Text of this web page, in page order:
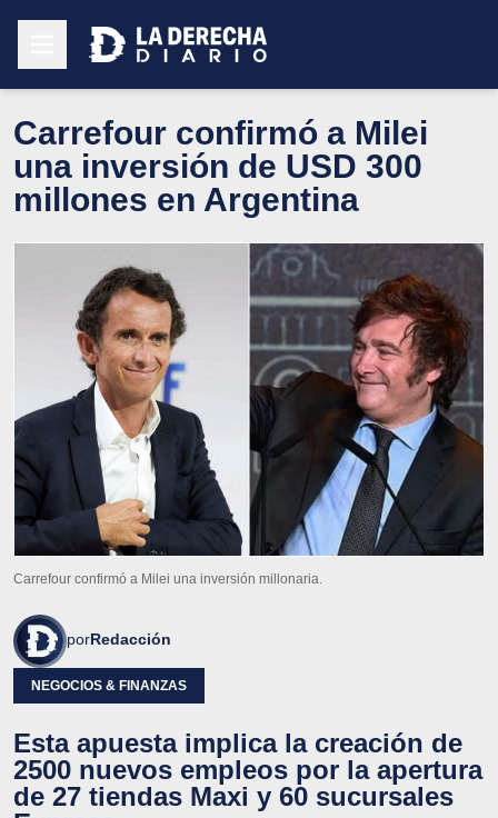
Carrefour confirmó a Milei
una inversión de USD 300
millones en Argentina
Carrefour confirmó a Milei una inversión millonaria.
porRedacción
NEGOCIOS & FINANZAS
Esta apuesta implica la creación de
2500 nuevos empleos por la apertura
de 27 tiendas Maxi y 60 sucursales